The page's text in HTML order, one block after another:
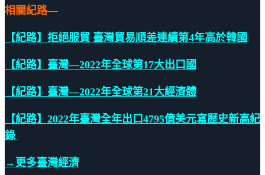
相關紀路—
【紀路】拒絕服貿 臺灣貿易順差連續第4年高於韓國
【紀路】臺灣—2022年全球第17大出口國
【紀路】臺灣—2022年全球第21大經濟體
【紀路】2022年臺灣全年出口4795億美元寫歷史新高紀
錄
→更多臺灣經濟